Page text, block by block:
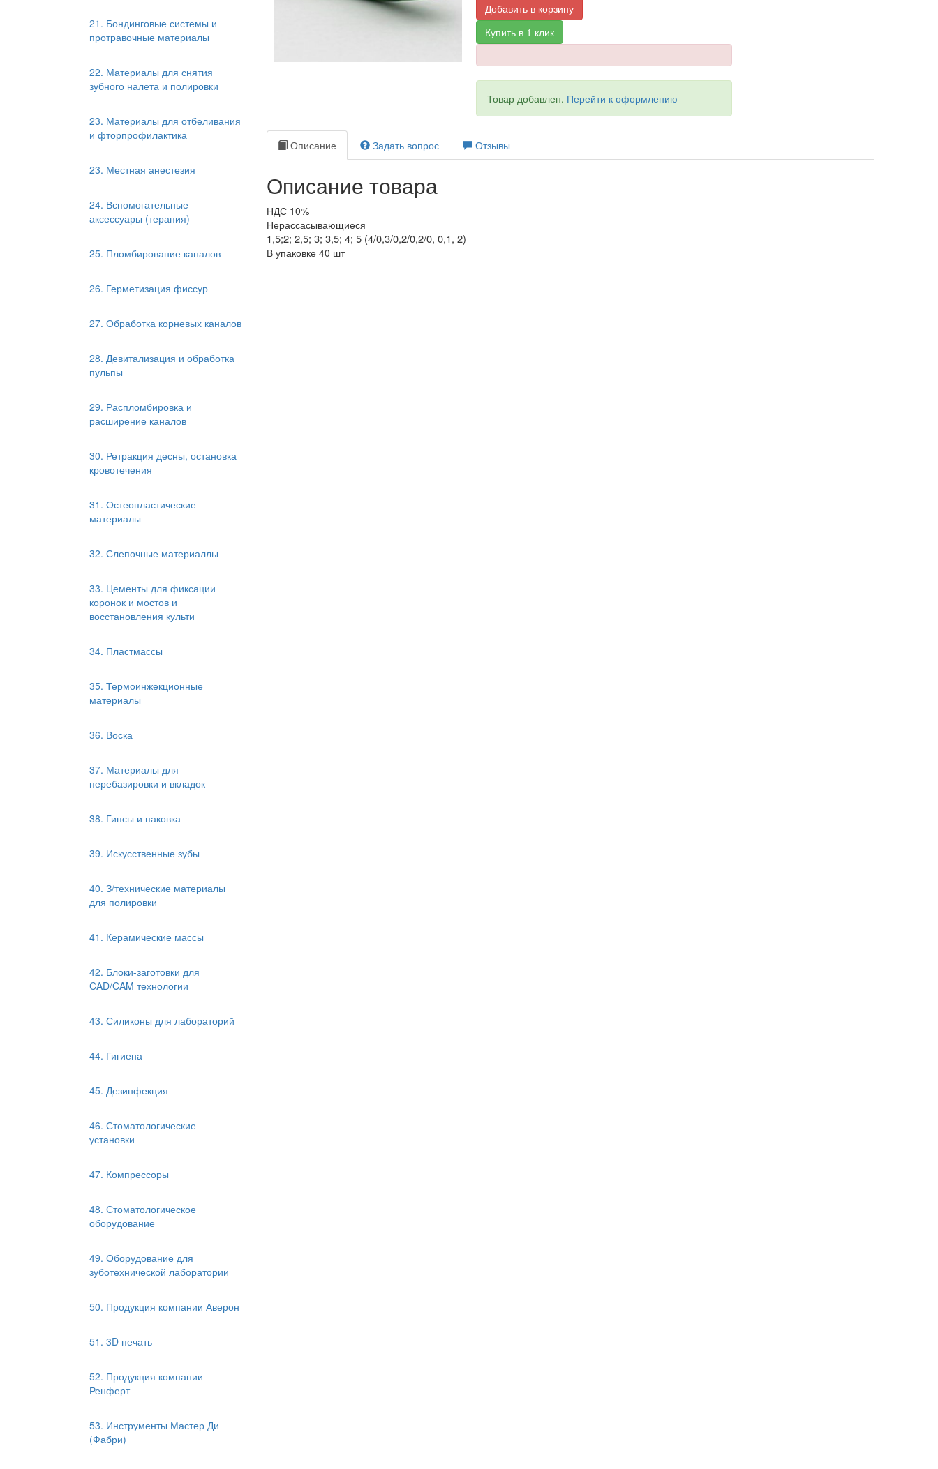
21. Бондинговые системы и
протравочные материалы
22. Материалы для снятия
зубного налета и полировки
23. Материалы для отбеливания
и фторпрофилактика
23. Местная анестезия
24. Вспомогательные
аксессуары (терапия)
25. Пломбирование каналов
26. Герметизация фиссур
27. Обработка корневых каналов
28. Девитализация и обработка
пульпы
29. Распломбировка и
расширение каналов
30. Ретракция десны, остановка
кровотечения
31. Остеопластические
материалы
32. Слепочные материаллы
33. Цементы для фиксации
коронок и мостов и
восстановления культи
34. Пластмассы
35. Термоинжекционные
материалы
36. Воска
37. Материалы для
перебазировки и вкладок
38. Гипсы и паковка
39. Искусственные зубы
40. З/технические материалы
для полировки
41. Керамические массы
42. Блоки-заготовки для
CAD/CAM технологии
43. Силиконы для лабораторий
44. Гигиена
45. Дезинфекция
46. Стоматологические
установки
47. Компрессоры
48. Стоматологическое
оборудование
49. Оборудование для
зуботехнической лаборатории
50. Продукция компании Аверон
51. 3D печать
52. Продукция компании
Ренферт
53. Инструменты Мастер Ди
(Фабри)
Добавить в корзину
Купить в 1 клик
Товар добавлен. Перейти к оформлению
Описание Задать вопрос Отзывы
Описание товара
НДС 10%
Нерассасывающиеся
1,5;2; 2,5; 3; 3,5; 4; 5 (4/0,3/0,2/0,2/0, 0,1, 2)
В упаковке 40 шт